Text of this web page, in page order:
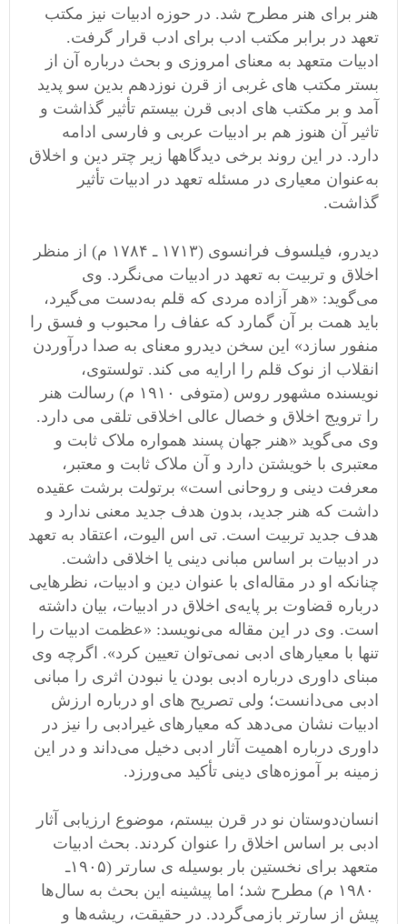
هنر برای هنر مطرح شد. در حوزه ادبیات نیز مکتب
تعهد در برابر مکتب ادب برای ادب قرار گرفت.
ادبیات متعهد‌ به معنای امروزی و بحث درباره آن از
بستر مکتب های غربی از قرن نوزدهم بدین سو پدید
آمد و بر مکتب های ادبی قرن بیستم تأثیر گذاشت و
تاثیر آن هنوز هم بر ادبیات عربی و فارسی ادامه
دارد. در این روند برخی دیدگاهها زیر چتر دین و اخلاق
به‌عنوان معیاری در‌ مسئله‌ تعهد‌ در ادبیات تأثیر
گذاشت.
دیدرو،‌ فیلسوف‌ فرانسوی (۱۷۱۳ ـ ۱۷۸۴ م) از منظر
اخلاق و تربیت به تعهد در ادبیات می‌نگرد. وی
می‌گوید: «هر آزاده مردی که‌ قلم‌ به‌دست‌ می‌گیرد،
باید همت بر آن گمارد که عفاف‌ را‌ محبوب و فسق را
منفور سازد» این سخن دیدرو معنای به صدا درآوردن
انقلاب از نوک قلم را ارایه می کند. تولستوی،
نویسنده مشهور روس (متوفی ۱۹۱۰ م) رسالت هنر
را‌ ترویج‌ اخلاق‌ و خصال عالی اخلاقی تلقی می دارد.
وی‌ می‌گوید «‌هنر جهان پسند همواره ملاک ثابت و
معتبری با خویشتن دارد و آن ملاک ثابت و معتبر،‌
معرفت‌ دینی‌ و روحانی است» برتولت برشت عقیده
داشت که‌ هنر‌ جدید، بدون هدف جدید معنی ندارد و
هدف جدید تربیت است. تی اس الیوت، اعتقاد به تعهد
در ادبیات بر اساس مبانی دینی یا اخلاقی داشت.
چنانکه او در مقاله‌ای با عنوان دین‌ و ادبیات،‌ نظرهایی
درباره قضاوت بر پایه‌ی‌ اخلاق در ادبیات، بیان داشته
است. وی در‌ این‌ مقاله‌ می‌نویسد: «عظمت ادبیات را
تنها با معیارهای ادبی نمی‌توان تعیین کرد».‌ اگرچه وی
مبنای داوری درباره ادبی بودن یا نبودن اثری را مبانی
ادبی‌ می‌دانست؛‌ ولی‌ تصریح های او درباره ارزش
ادبیات نشان می‌دهد که معیارهای غیرادبی را نیز در
داوری‌ درباره‌ اهمیت آثار ادبی دخیل می‌داند و در این
زمینه بر آموزه‌های دینی تأکید‌ می‌ورزد.
انسان‌دوستان‌ نو در قرن بیستم، موضوع ارزیابی آثار
ادبی بر اساس اخلاق را عنوان‌ کردند. بحث ادبیات
متعهد برای نخستین‌ بار بوسیله ی سارتر (۱۹۰۵ـ
۱۹۸۰ م) مطرح شد؛ اما پیشینه این بحث به سال‌ها‌
پیش‌ از سارتر بازمی‌گردد. در حقیقت، ریشه‌ها و